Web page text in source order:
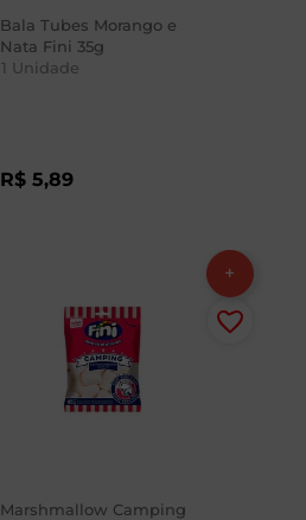
Bala Tubes Morango e
Nata Fini 35g
1 Unidade
R$ 5,89
Marshmallow Camping